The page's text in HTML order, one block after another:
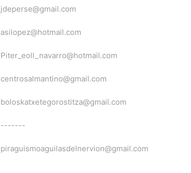
jdeperse@gmail.com
asilopez@hotmail.com
Piter_eoll_navarro@hotmail.com
centrosalmantino@gmail.com
boloskatxetegorostitza@gmail.com
-------
piraguismoaguilasdelnervion@gmail.com